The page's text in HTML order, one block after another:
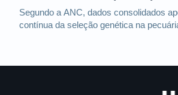
Segundo a ANC, dados consolidados
contínua da seleção genética na